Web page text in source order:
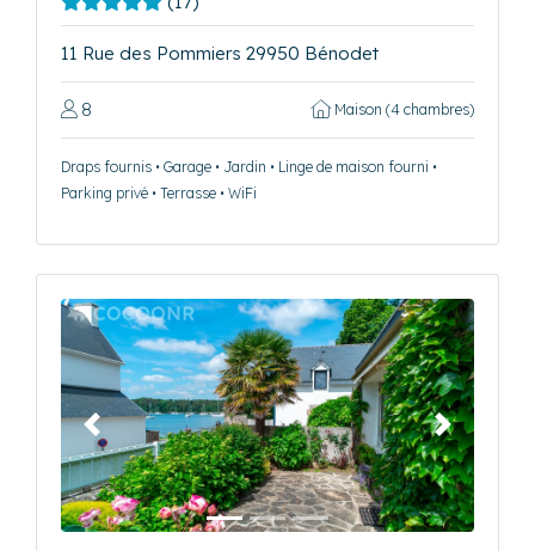
11 Rue des Pommiers 29950 Bénodet
8 Maison (4 chambres)
Draps fournis • Garage • Jardin • Linge de maison fourni •
Parking privé • Terrasse • WiFi
Précédent Suivant